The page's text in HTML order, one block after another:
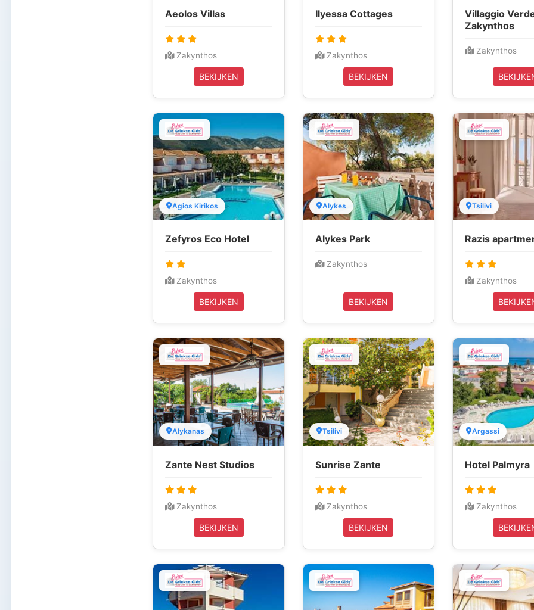
Aeolos Villas
Zakynthos
BEKIJKEN
Ilyessa Cottages
Zakynthos
BEKIJKEN
Villaggio
Zakynthos
Zakynthos
Agios Kirikos
Zefyros Eco Hotel
Zakynthos
BEKIJKEN
Alykes
Alykes Park
Zakynthos
BEKIJKEN
Tsilivi
Razis
Zakynthos
Alykanas
Zante Nest Studios
Zakynthos
BEKIJKEN
Tsilivi
Sunrise Zante
Zakynthos
BEKIJKEN
Argassi
Hotel Palmyra
Zakynthos